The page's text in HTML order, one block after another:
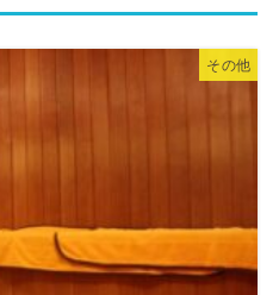
その他